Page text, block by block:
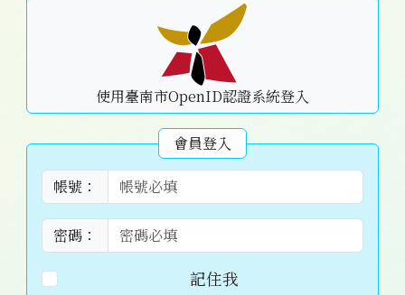
使用臺南市OpenID認證系統登入
會員登入
帳號：
密碼：
記住我